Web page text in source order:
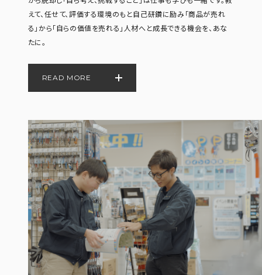
えて、任せて、評価する環境のもと自己研鑽に励み「商品が売れ
る」から「自らの価値を売れる」人材へと成長できる機会を、あな
たに。
READ MORE